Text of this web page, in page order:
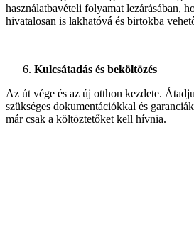
használatbavételi folyamat lezárásában,
hivatalosan is lakhatóvá és birtokba
Kulcsátadás és beköltözés
Az út vége és az új otthon kezdete.
szükséges dokumentációkkal és
már csak a költöztetőket kell hívnia.